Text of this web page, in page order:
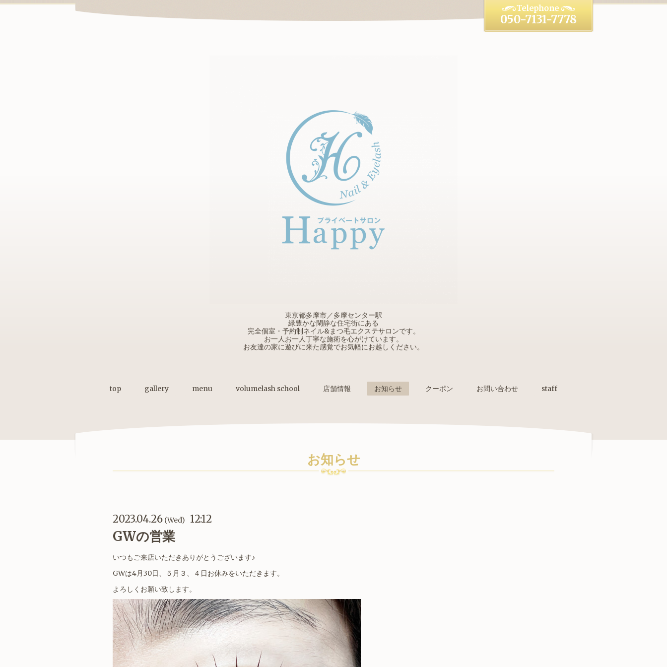
東京都多摩市／多摩センター駅
緑豊かな閑静な住宅街にある
完全個室・予約制ネイル&まつ毛エクステサロンです。
お一人お一人丁寧な施術を心がけています。
お友達の家に遊びに来た感覚でお気軽にお越しください。
050-7131-7778
top gallery menu volumelash school 店舗情報 お知らせ クーポン お問い合わせ staff
お知らせ
2023.04.26 (Wed) 12:12
GWの営業
いつもご来店いただきありがとうございます♪
GWは4月30日、５月３、４日お休みをいただきます。
よろしくお願い致します。